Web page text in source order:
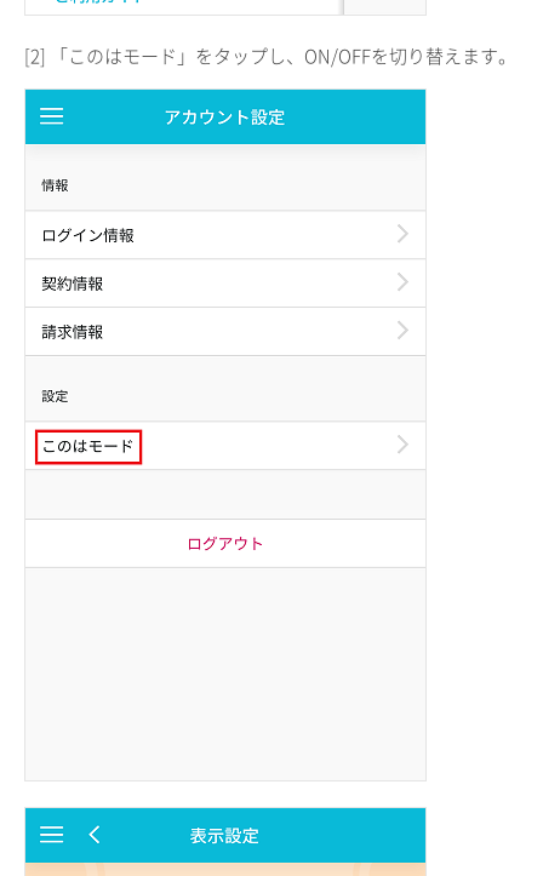
[2] 「このはモード」をタップし、ON/OFFを切り替えます。